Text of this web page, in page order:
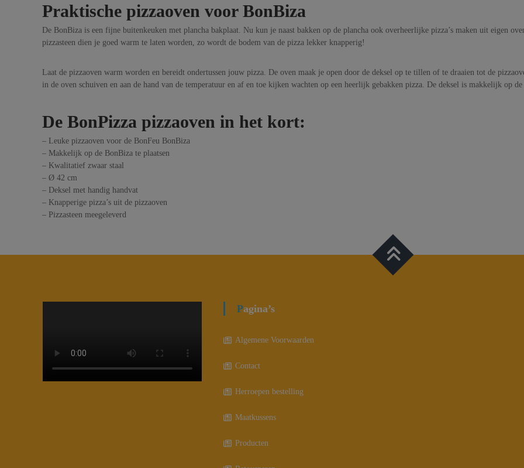
Praktische pizzaoven voor BonBiza
De BonBiza is een fijne buitenkeuken met plancha bakplaat. Nu kun je naast bakken op de plancha ook overheerlijke pizza’s maken uit eigen
pizzasteen dien je goed warm te laten worden, zo wordt de bodem van de pizza lekker knapperig!
Laat de pizzaoven warm worden en bereidt ondertussen jouw pizza. De oven maak je open door de deksel op te tillen of te draaien tot de
in de oven schuiven en aan de hand van de temperatuur en af en toe kijken wachten op een heerlijk gebakken pizza. De deksel is makkelijk op
De BonPizza pizzaoven in het kort:
– Leuke pizzaoven voor de BonFeu BonBiza
– Makkelijk op de BonBiza te plaatsen
– Kwalitatief zwaar staal
– Ø 42 cm
– Deksel met handig handvat
– Knapperige pizza’s uit de pizzaoven
– Pizzasteen meegeleverd
Pagina’s
Algemene Voorwaarden
Contact
Herroepen bestelling
Maatkussens
Producten